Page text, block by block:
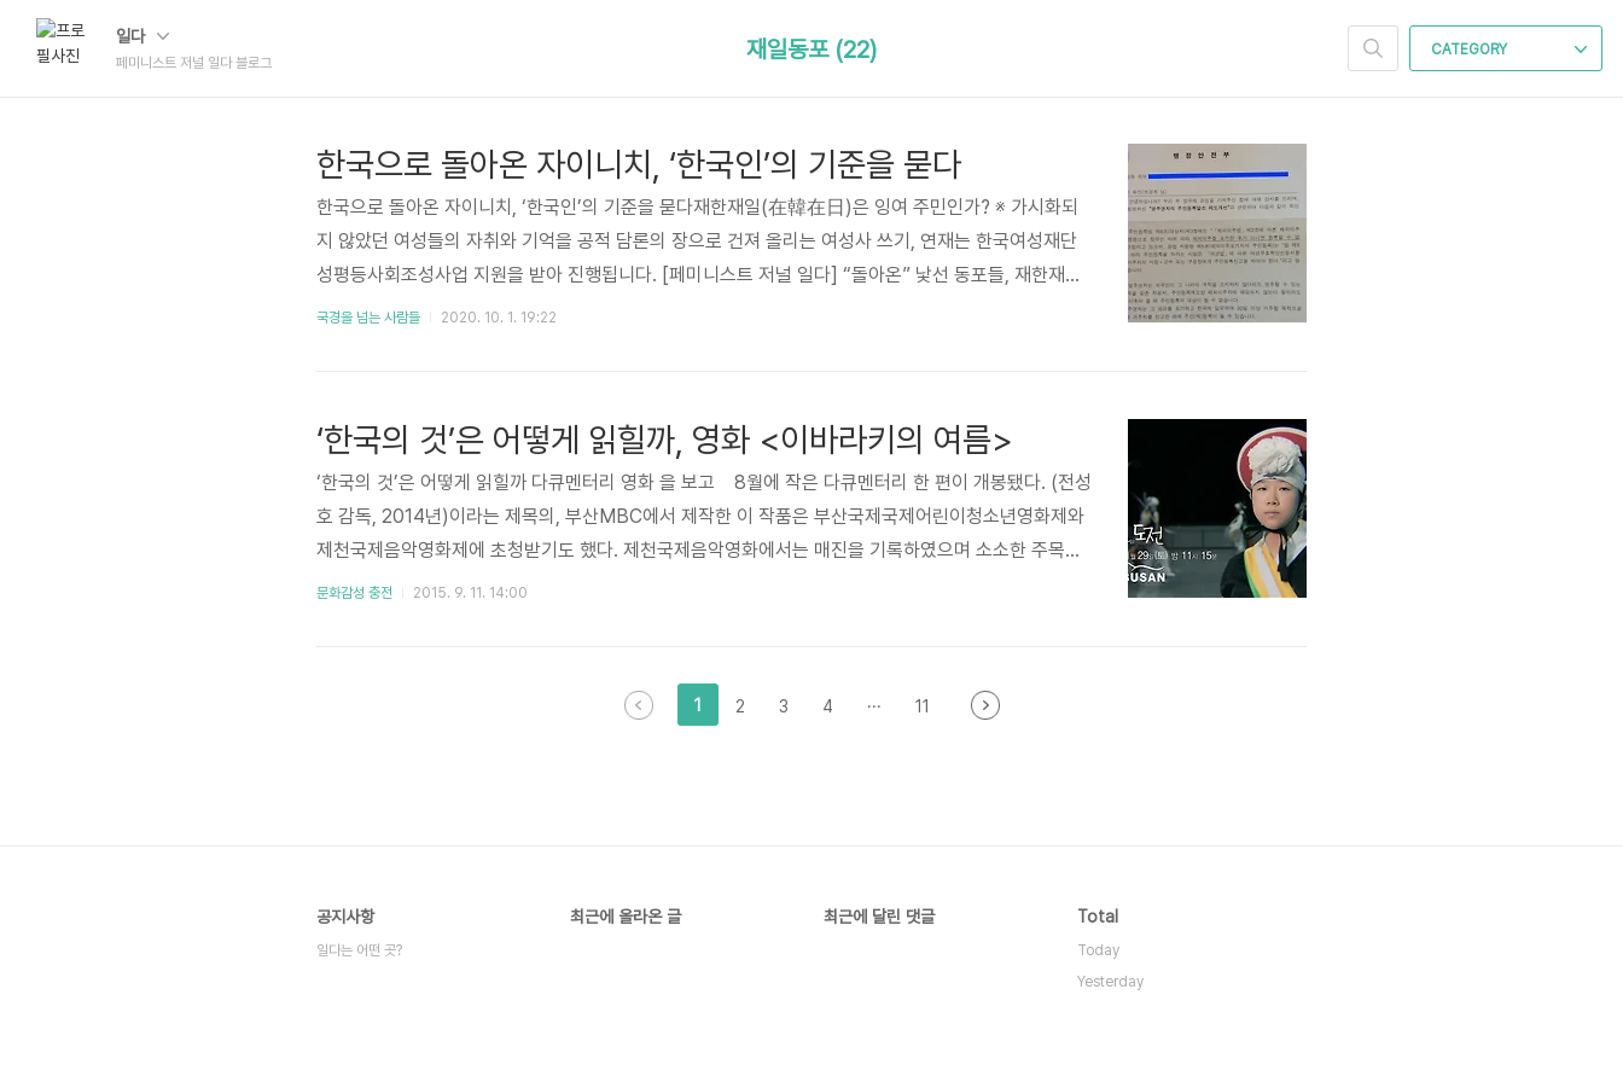
일다
페미니스트 저널 일다 블로그
CATEGORY
재일동포 (22)
한국으로 돌아온 자이니치, ‘한국인’의 기준을 묻다
한국으로 돌아온 자이니치, ‘한국인’의 기준을 묻다재한재일(在韓在日)은 잉여 주민인가? ※ 가시화되
지 않았던 여성들의 자취와 기억을 공적 담론의 장으로 건져 올리는 여성사 쓰기, 연재는 한국여성재단
성평등사회조성사업 지원을 받아 진행됩니다. [페미니스트 저널 일다] “돌아온” 낯선 동포들, 재한재일
(在韓在日) 가시화하기 사람들이 보통 초면에 자신의 출생지나 자라온 환경까지 말하지 않는 것처럼,
시에서 ..
국경을 넘는 사람들 2020. 10. 1. 19:22
‘한국의 것’은 어떻게 읽힐까, 영화 <이바라키의 여름>
‘한국의 것’은 어떻게 읽힐까 다큐멘터리 영화 을 보고 8월에 작은 다큐멘터리 한 편이 개봉됐다. (전성
호 감독, 2014년)이라는 제목의, 부산MBC에서 제작한 이 작품은 부산국제국제어린이청소년영화제와
제천국제음악영화제에 초청받기도 했다. 제천국제음악영화에서는 매진을 기록하였으며 소소한 주목을
받는 데에는 성공했다. ▲ 다큐멘터리 영화 포스터 은 일본 오사카에 있는 건국고등학교 전통예술부
예술을 선보이는 방식으로 진행된다. 여기에 건국고등학교에 다니는 재일동포 학생들이 한국의 전통예
문화감성 충전 2015. 9. 11. 14:00
1 2 3 4 ··· 11
공지사항
일다는 어떤 곳?
최근에 올라온 글 최근에 달린 댓글 Total
Today
Yesterday